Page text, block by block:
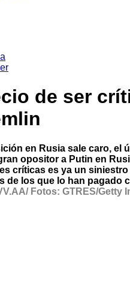
de ser
en Rusia sale caro, el
opositor a Putin en
críticas es ya un
de los que lo han pagado
Fotos: GTRES/Getty